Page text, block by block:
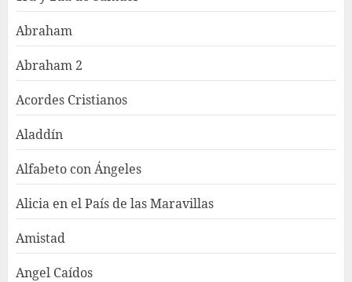
Abraham
Abraham 2
Acordes Cristianos
Aladdín
Alfabeto con Ángeles
Alicia en el País de las Maravillas
Amistad
Angel Caídos